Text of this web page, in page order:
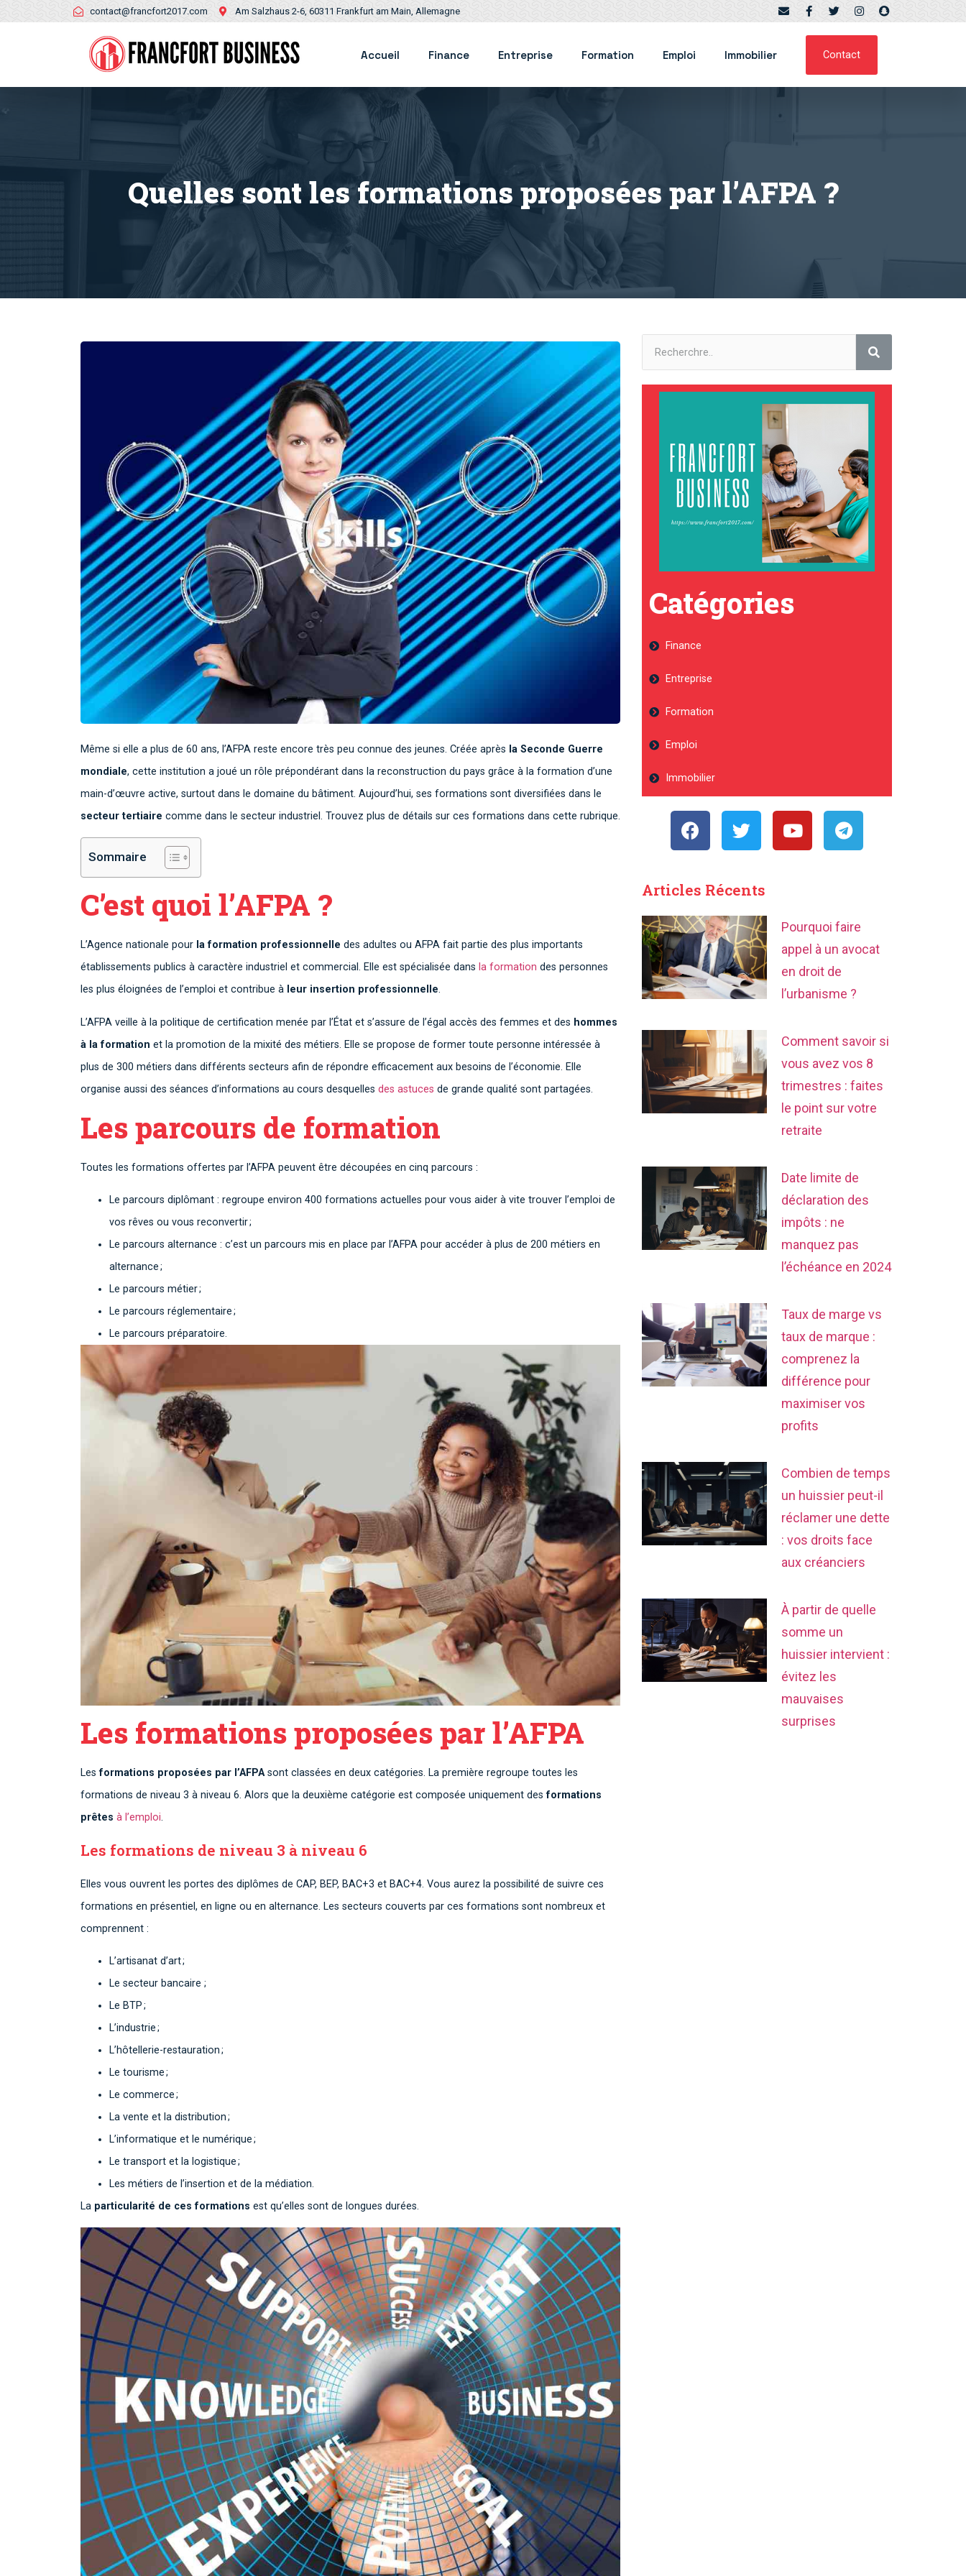
contact@francfort2017.com Am Salzhaus 2-6, 60311 Frankfurt am Main, Allemagne
Accueil Finance Entreprise Formation Emploi Immobilier Contact
Quelles sont les formations proposées par l’AFPA ?
Même si elle a plus de 60 ans, l’AFPA reste encore très peu connue des jeunes. Créée après la Seconde Guerre
mondiale, cette institution a joué un rôle prépondérant dans la reconstruction du pays grâce à la formation d’une
main-d’œuvre active, surtout dans le domaine du bâtiment. Aujourd’hui, ses formations sont diversifiées dans le
secteur tertiaire comme dans le secteur industriel. Trouvez plus de détails sur ces formations dans cette rubrique.
Sommaire
C’est quoi l’AFPA ?
L’Agence nationale pour la formation professionnelle des adultes ou AFPA fait partie des plus importants
établissements publics à caractère industriel et commercial. Elle est spécialisée dans la formation des personnes
les plus éloignées de l’emploi et contribue à leur insertion professionnelle.
L’AFPA veille à la politique de certification menée par l’État et s’assure de l’égal accès des femmes et des hommes
à la formation et la promotion de la mixité des métiers. Elle se propose de former toute personne intéressée à
plus de 300 métiers dans différents secteurs afin de répondre efficacement aux besoins de l’économie. Elle
organise aussi des séances d’informations au cours desquelles des astuces de grande qualité sont partagées.
Les parcours de formation
Toutes les formations offertes par l’AFPA peuvent être découpées en cinq parcours :
Le parcours diplômant : regroupe environ 400 formations actuelles pour vous aider à vite trouver l’emploi de
vos rêves ou vous reconvertir ;
Le parcours alternance : c’est un parcours mis en place par l’AFPA pour accéder à plus de 200 métiers en
alternance ;
Le parcours métier ;
Le parcours réglementaire ;
Le parcours préparatoire.
Les formations proposées par l’AFPA
Lesformations proposées par l’AFPAsont classées en deux catégories. La première regroupe toutes les
formations de niveau 3 à niveau 6. Alors que la deuxième catégorie est composée uniquement desformations
prêtes à l’emploi.
Les formations de niveau 3 à niveau 6
Elles vous ouvrent les portes des diplômes de CAP, BEP, BAC+3 et BAC+4. Vous aurez la possibilité de suivre ces
formations en présentiel, en ligne ou en alternance. Les secteurs couverts par ces formations sont nombreux et
comprennent :
L’artisanat d’art ;
Le secteur bancaire ;
Le BTP ;
L’industrie ;
L’hôtellerie-restauration ;
Le tourisme ;
Le commerce ;
La vente et la distribution ;
L’informatique et le numérique ;
Le transport et la logistique ;
Les métiers de l’insertion et de la médiation.
La particularité de ces formations est qu’elles sont de longues durées.
Catégories
Finance
Entreprise
Formation
Emploi
Immobilier
Articles Récents
Pourquoi faire
appel à un avocat
en droit de
l’urbanisme ?
Comment savoir si
vous avez vos 8
trimestres : faites
le point sur votre
retraite
Date limite de
déclaration des
impôts : ne
manquez pas
l’échéance en 2024
Taux de marge vs
taux de marque :
comprenez la
différence pour
maximiser vos
profits
Combien de temps
un huissier peut-il
réclamer une dette
: vos droits face
aux créanciers
À partir de quelle
somme un
huissier intervient :
évitez les
mauvaises
surprises